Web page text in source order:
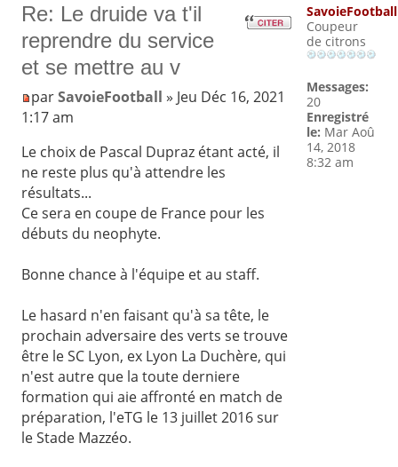
Re: Le druide va t'il
reprendre du service
et se mettre au v
parSavoieFootball » Jeu Déc 16, 2021
1:17 am
Le choix de Pascal Dupraz étant acté, il
ne reste plus qu'à attendre les
résultats...
Ce sera en coupe de France pour les
débuts du neophyte.
Bonne chance à l'équipe et au staff.
Le hasard n'en faisant qu'à sa tête, le
prochain adversaire des verts se trouve
être le SC Lyon, ex Lyon La Duchère, qui
n'est autre que la toute derniere
formation qui aie affronté en match de
préparation, l'eTG le 13 juillet 2016 sur
le Stade Mazzéo.
SavoieFootball
Coupeur
de citrons
Messages:
20
Enregistré
le: Mar Aoû
14, 2018
8:32 am